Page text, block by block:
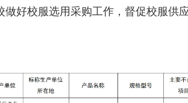
校服选用采购工作，督促校服供